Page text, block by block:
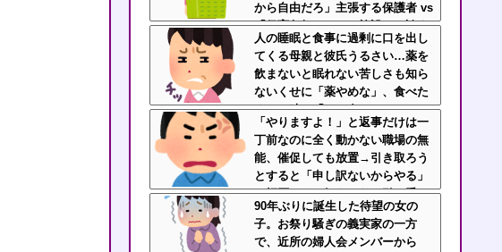
から自由だろ」主張する保護者 vs
「保育欠如のための施設」と諭す
保育士
人の睡眠と食事に過剰に口を出し
てくる母親と彼氏うるさい…薬を
飲まないと眠れない苦しさも知ら
ないくせに「薬やめな」、食べた
くない時に「一口食べて」としつ
こい無神経すぎる！！
「やりますよ！」と返事だけは一
丁前なのに全く動かない職場の無
能、催促しても放置→引き取ろう
とすると「申し訳ないからやる」
と拒否…やる気ないなら引き受け
るなよ・・・
90年ぶりに誕生した待望の女の
子。お祭り騒ぎの義実家の一方
で、近所の婦人会メンバーから